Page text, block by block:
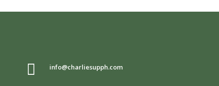
 info@charliesupph.com